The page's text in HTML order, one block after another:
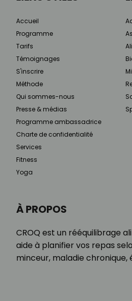
À PROPOS
CROQ est un rééquilibrage
aide à planifier vos repas
minceur, maladie chronique,
Accueil
Programme
Tarifs
Témoignages
S'inscrire
Méthode
Qui sommes-nous
Presse & médias
Programme ambassadrice
Charte de confidentialité
Services
Fitness
Yoga